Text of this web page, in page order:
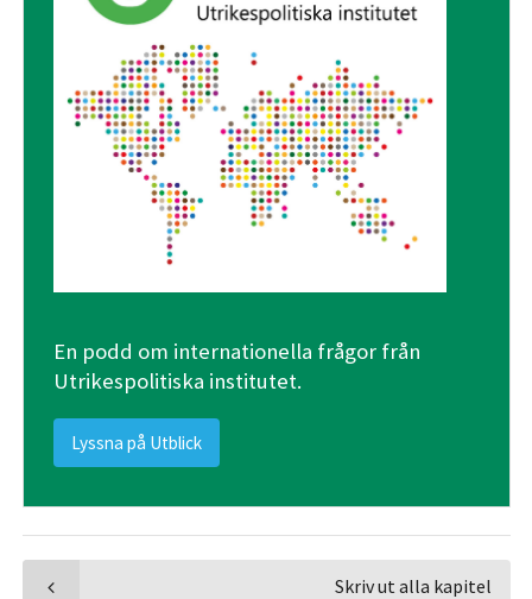
En podd om internationella frågor från
Utrikespolitiska institutet.
Lyssna på Utblick
Skriv ut alla kapitel